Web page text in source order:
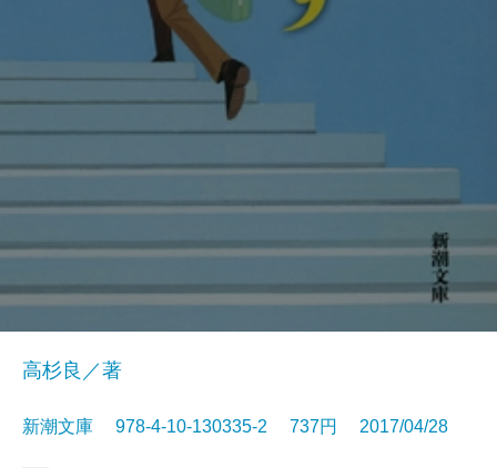
高杉良／著
新潮文庫 978-4-10-130335-2 737円 2017/04/28